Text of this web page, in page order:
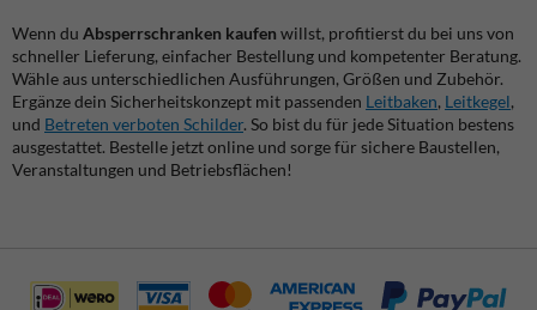
Wenn du Absperrschranken kaufen willst, profitierst du bei uns von
schneller Lieferung, einfacher Bestellung und kompetenter Beratung.
Wähle aus unterschiedlichen Ausführungen, Größen und Zubehör.
Ergänze dein Sicherheitskonzept mit passenden Leitbaken, Leitkegel,
und Betreten verboten Schilder. So bist du für jede Situation bestens
ausgestattet. Bestelle jetzt online und sorge für sichere Baustellen,
Veranstaltungen und Betriebsflächen!